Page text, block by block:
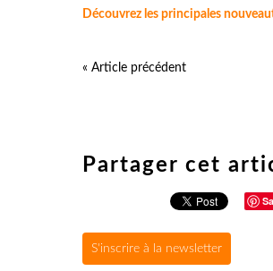
Découvrez les principales
« Article précédent
Partager cet
S'inscrire à la newsletter